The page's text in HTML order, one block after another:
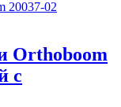
Orthoboom
с